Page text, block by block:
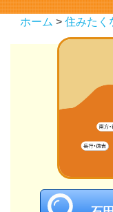
ホーム > 住みたく